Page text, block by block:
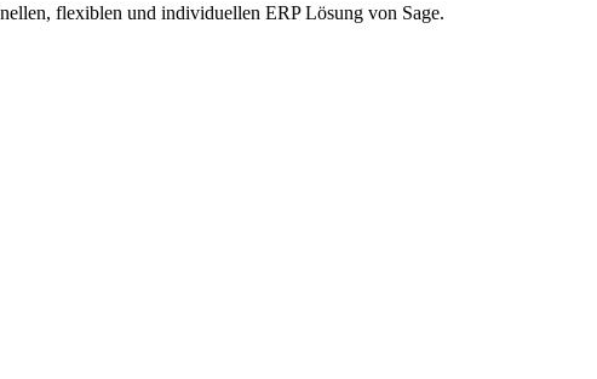
flexiblen und individuellen ERP Lösung von Sage.